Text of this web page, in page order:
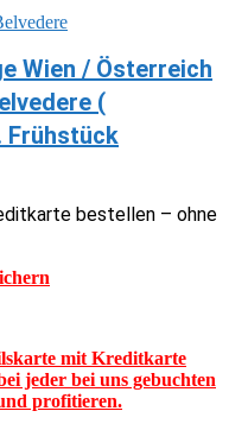
Wien / Österreich
(
Frühstück
bestellen – ohne
mit Kreditkarte
jeder bei uns gebuchten
profitieren.